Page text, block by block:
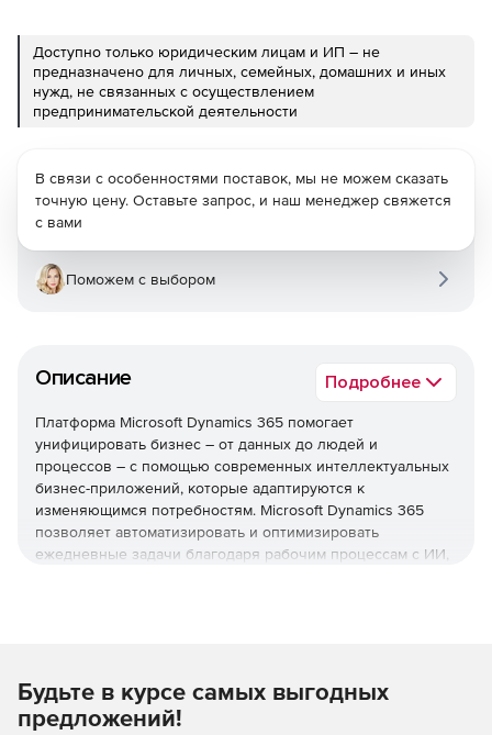
Доступно только юридическим лицам и ИП – не
предназначено для личных, семейных, домашних и иных
нужд, не связанных с осуществлением
предпринимательской деятельности
Описание Подробнее
Платформа Microsoft Dynamics 365 помогает
унифицировать бизнес – от данных до людей и
процессов – с помощью современных интеллектуальных
бизнес-приложений, которые адаптируются к
изменяющимся потребностям. Microsoft Dynamics 365
позволяет автоматизировать и оптимизировать
ежедневные задачи благодаря рабочим процессам с ИИ,
Dynamics 365 for Sales – оптимизация процесса
продаж.
В связи с особенностями поставок, мы не можем сказать
точную цену. Оставьте запрос, и наш менеджер свяжется
с вами
Поможем с выбором
Будьте в курсе самых выгодных
предложений!